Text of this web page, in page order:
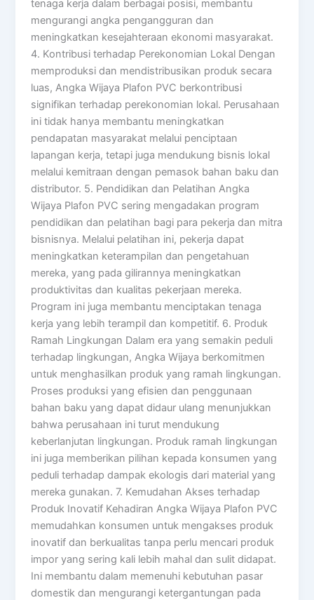
tenaga kerja dalam berbagai posisi, membantu
mengurangi angka pengangguran dan
meningkatkan kesejahteraan ekonomi masyarakat.
4. Kontribusi terhadap Perekonomian Lokal Dengan
memproduksi dan mendistribusikan produk secara
luas, Angka Wijaya Plafon PVC berkontribusi
signifikan terhadap perekonomian lokal. Perusahaan
ini tidak hanya membantu meningkatkan
pendapatan masyarakat melalui penciptaan
lapangan kerja, tetapi juga mendukung bisnis lokal
melalui kemitraan dengan pemasok bahan baku dan
distributor. 5. Pendidikan dan Pelatihan Angka
Wijaya Plafon PVC sering mengadakan program
pendidikan dan pelatihan bagi para pekerja dan mitra
bisnisnya. Melalui pelatihan ini, pekerja dapat
meningkatkan keterampilan dan pengetahuan
mereka, yang pada gilirannya meningkatkan
produktivitas dan kualitas pekerjaan mereka.
Program ini juga membantu menciptakan tenaga
kerja yang lebih terampil dan kompetitif. 6. Produk
Ramah Lingkungan Dalam era yang semakin peduli
terhadap lingkungan, Angka Wijaya berkomitmen
untuk menghasilkan produk yang ramah lingkungan.
Proses produksi yang efisien dan penggunaan
bahan baku yang dapat didaur ulang menunjukkan
bahwa perusahaan ini turut mendukung
keberlanjutan lingkungan. Produk ramah lingkungan
ini juga memberikan pilihan kepada konsumen yang
peduli terhadap dampak ekologis dari material yang
mereka gunakan. 7. Kemudahan Akses terhadap
Produk Inovatif Kehadiran Angka Wijaya Plafon PVC
memudahkan konsumen untuk mengakses produk
inovatif dan berkualitas tanpa perlu mencari produk
impor yang sering kali lebih mahal dan sulit didapat.
Ini membantu dalam memenuhi kebutuhan pasar
domestik dan mengurangi ketergantungan pada